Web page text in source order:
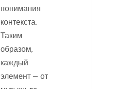
понимания
контекста.
Таким
образом,
каждый
элемент — от